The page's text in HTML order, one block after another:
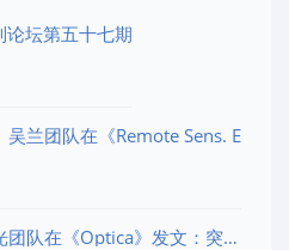
坛第五十七期
兰团队在《Remote Sens. E
队在《Optica》发文：突破